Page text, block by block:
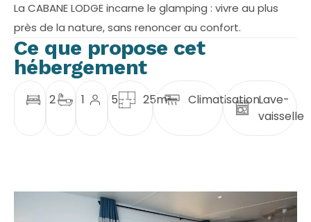
La CABANE LODGE incarne le glamping : vivre au plus
près de la nature, sans renoncer au confort.
Ce que propose cet
hébergement
2 1 5 25m² ClimatisationLave-
vaisselle